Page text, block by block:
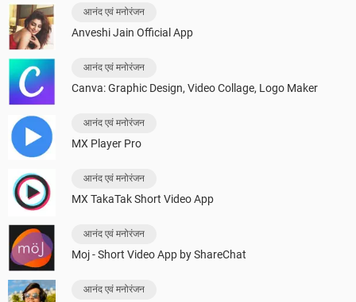
आनंद एवं मनोरंजन
Anveshi Jain Official App
आनंद एवं मनोरंजन
Canva: Graphic Design, Video Collage, Logo Maker
आनंद एवं मनोरंजन
MX Player Pro
आनंद एवं मनोरंजन
MX TakaTak Short Video App
आनंद एवं मनोरंजन
Moj - Short Video App by ShareChat
आनंद एवं मनोरंजन